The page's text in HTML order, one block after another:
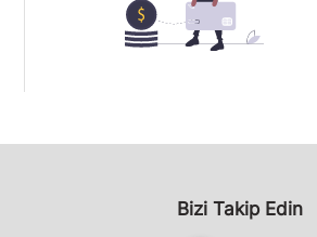
Bizi Takip Edin